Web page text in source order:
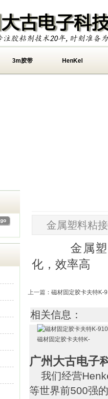
3m胶带 HenKel
金属塑料粘
金属塑料
化，效率高
上一篇 ： 磁材固定胶卡夫特K-
相关信息：
磁材固定胶卡夫特K-
广州大古电子
我们经营
等世界前500强